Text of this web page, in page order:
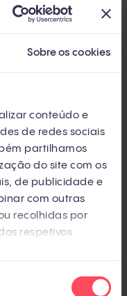
Sobre os cookies
conteúdo e
de redes sociais
partilhamos
do site com os
de publicidade e
com outras
recolhidas por
respetivos
(sem revelar a
jurídico e
ajuda. O
irá
o melhor
assim o seu
abordagem
do cliente e
desafiadora